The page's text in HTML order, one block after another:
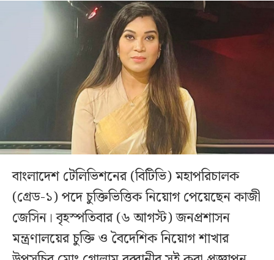
বাংলাদেশ টেলিভিশনের (বিটিভি) মহাপরিচালক
(গ্রেড-১) পদে চুক্তিভিত্তিক নিয়োগ পেয়েছেন কাজী
জেসিন। বৃহস্পতিবার (৬ আগস্ট) জনপ্রশাসন
মন্ত্রণালয়ের চুক্তি ও বৈদেশিক নিয়োগ শাখার